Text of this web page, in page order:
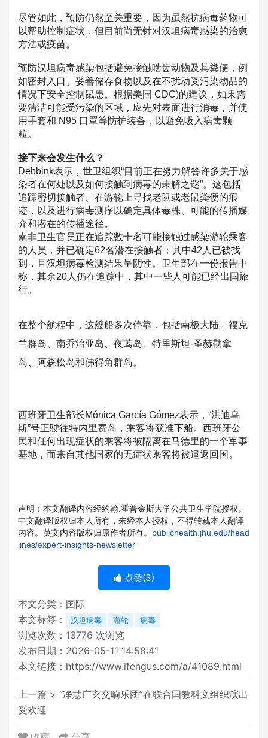
尽管如此，预防仍然至关重要，因为虽然抗病毒药物可
以帮助控制症状，但目前尚无针对汉坦病毒感染的治愈
方法或疫苗。
预防汉坦病毒感染包括避免接触啮齿动物及其粪便，例
如密封入口、 妥善储存食物以及在不扰动受污染物品的
情况下安全控制鼠患。根据美国 CDC)的建议，如果需
要清洁可能受污染的区域，应先对表面进行消毒，并使
用手套和 N95 口罩等防护装备，以避免吸入病毒颗
粒。
接下来会发生什么？
Debbink表示，世卫组织“目前正在努力解答许多关于感
染者在何处以及如何接触到病毒的未解之谜”。这包括
追踪密切接触者、 在游轮上寻找老鼠或老鼠粪便的痕
迹，以及进行病毒测序以确定具体毒株、可能的传播媒
介和潜在的传播途径。
南非卫生官员正在追踪数十名可能接触过感染游轮乘客
的人员，并已确定62名潜在接触者；其中42人已被找
到，且汉坦病毒检测结果呈阴性。卫生部在一份报告中
称，其余20人仍在追踪中， 其中一些人可能已经出国旅
行。
在整个航程中，这艘船多次停靠，包括南极大陆、福克
兰群岛、南乔治亚岛、夜莺岛、特里斯坦-圣赫勒拿
岛、阿森松岛和佛得角群岛。
西班牙卫生部长Mónica García Gómez表示，“洪迪乌
斯”号正驶往特内里费岛，乘客将获准下船。西班牙公
民和任何出现症状的乘客将被隔离在马德里的一个军事
基地，而来自其他国家的无症状乘客将被遣返回国。
声明：本文翻译内容经约翰.霍普金斯大学公共卫生学院授权。
中文翻译版权归本人所有，未经本人授权，不得转载本人翻译
内容。英文内容版权归原作者所有。 publichealth.jhu.edu/head
lines/expert-insights-newsletter
点赞(3)
本文分类： 国际
本文标签：
汉坦病毒 游轮 病毒
浏览次数： 13776 次浏览
发布日期：2026-05-11 14:58:41
本文链接： https://www.ifengus.com/a/41089.html
上一篇 > “净慧广玄交响乐团”在联合国教科文组织演出
受欢迎